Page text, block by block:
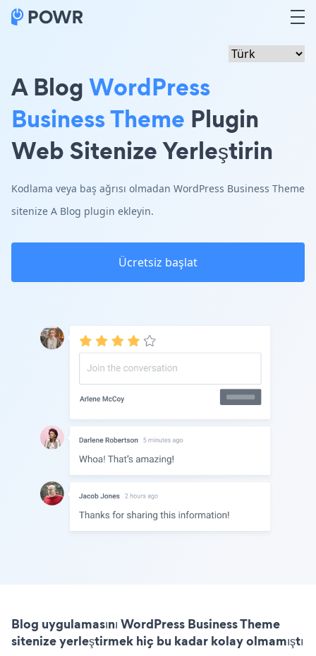
A BlogWordPress
Business Theme Plugin
Web Sitenize Yerleştirin
Kodlama veya baş ağrısı olmadan WordPress Business Theme
sitenize A Blog plugin ekleyin.
Ücretsiz başlat
Blog uygulamasını WordPress Business Theme
sitenize yerleştirmek hiç bu kadar kolay olmamıştı